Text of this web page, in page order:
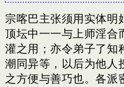
宗喀巴主张须用实体明
顶坛中一一与上师淫合
灌之用；亦令弟子了知
潮同异等，以后为他人
之方便与善巧也。各派